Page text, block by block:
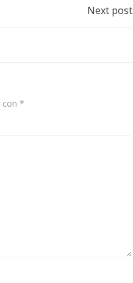
Next post
*